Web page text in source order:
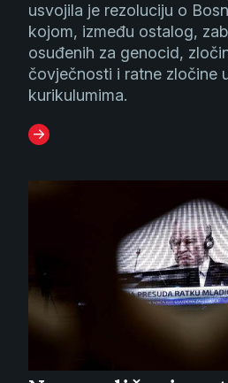
usvojila je rezoluciju o
kojom, između ostalog,
osuđenih za genocid,
čovječnosti i ratne zločine
kurikulumima.